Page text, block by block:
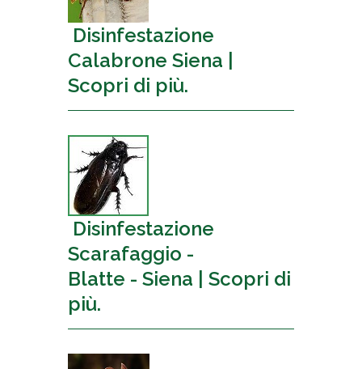
Disinfestazione
Calabrone Siena |
Scopri di più.
Disinfestazione
Scarafaggio -
Blatte - Siena | Scopri di
più.